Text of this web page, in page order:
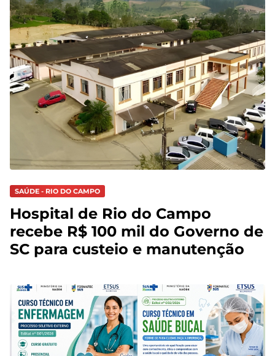
SAÚDE - RIO DO CAMPO
Hospital de Rio do Campo
recebe R$ 100 mil do Governo de
SC para custeio e manutenção